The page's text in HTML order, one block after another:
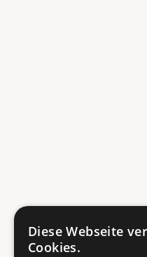
Diese Webseite
Cookies.